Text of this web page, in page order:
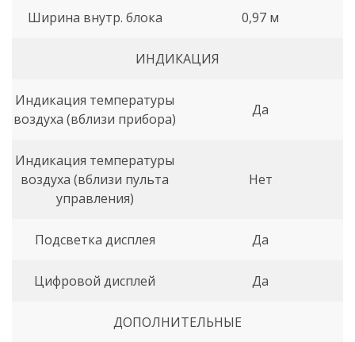
Ширина внутр. блока 0,97 м
ИНДИКАЦИЯ
Индикация температуры
воздуха (вблизи прибора)
Да
Индикация температуры
воздуха (вблизи пульта
управления)
Нет
Подсветка дисплея Да
Цифровой дисплей Да
ДОПОЛНИТЕЛЬНЫЕ